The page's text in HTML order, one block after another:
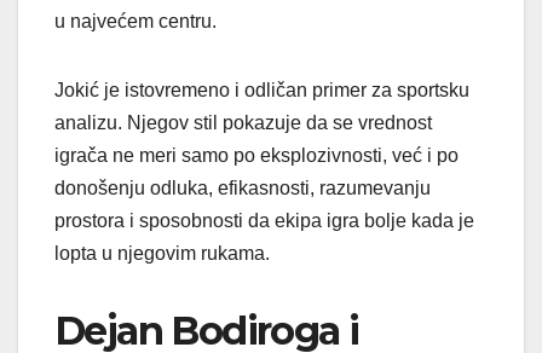
u najvećem centru.
Jokić je istovremeno i odličan primer za sportsku
analizu. Njegov stil pokazuje da se vrednost
igrača ne meri samo po eksplozivnosti, već i po
donošenju odluka, efikasnosti, razumevanju
prostora i sposobnosti da ekipa igra bolje kada je
lopta u njegovim rukama.
Dejan Bodiroga i